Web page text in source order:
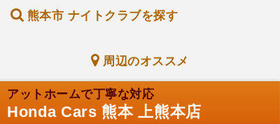
熊本市 ナイトクラブを探す
周辺のオススメ
アットホームで丁寧な対応
Honda Cars 熊本 上熊本店